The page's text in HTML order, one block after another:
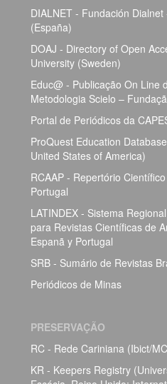
DIALNET - Fundación
(España)
DOAJ - Directory of Open
University (Sweden)
Educ@ - Publicação On Line
Metodologia Scielo –
Portal de Periódicos da
ProQuest Education
United States of America)
RCAAP - Repertório
Portugal
LATINDEX - Sistema
para Revistas Científicas de
Espanã y Portugal
SRB - Sumário de Revistas
Periódicos de Minas
PRESERVAÇÃO
RC - Rede Cariniana (Ibict/
KR - Keepers Registry